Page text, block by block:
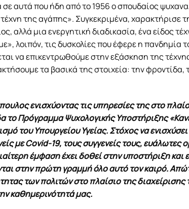
αυτά που ήδη από το 1956 ο σπουδαίος
της αγάπης». Συγκεκριμένα, χαρακτήρισε
αλλά μια ενεργητική διαδικασία, ένα είδος
λοιπόν, τις δυσκολίες που έφερε η πανδημία
να επικεντρωθούμε στην εξάσκηση της
τα βασικά της στοιχεία: την φροντίδα,
ενισχύοντας τις υπηρεσίες της στο
το Πρόγραμμα Ψυχολογικής Υποστήριξης
του Υπουργείου Υγείας. Στόχος να
με Covid-19, τους συγγενείς τους, ευάλωτες
έμφαση έχει δοθεί στην υποστήριξη
στην πρώτη γραμμή όλο αυτό τον καιρό.
των πολιτών στο πλαίσιο της
καθηµερινότητά μας.